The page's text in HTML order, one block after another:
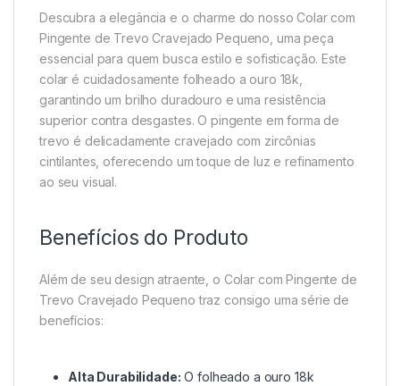
Descubra a elegância e o charme do nosso Colar com
Pingente de Trevo Cravejado Pequeno, uma peça
essencial para quem busca estilo e sofisticação. Este
colar é cuidadosamente folheado a ouro 18k,
garantindo um brilho duradouro e uma resistência
superior contra desgastes. O pingente em forma de
trevo é delicadamente cravejado com zircônias
cintilantes, oferecendo um toque de luz e refinamento
ao seu visual.
Benefícios do Produto
Além de seu design atraente, o Colar com Pingente de
Trevo Cravejado Pequeno traz consigo uma série de
benefícios:
Alta Durabilidade: O folheado a ouro 18k